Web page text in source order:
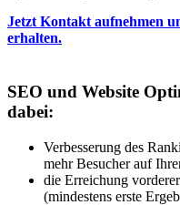
Jetzt Kontakt aufnehmen
erhalten.
SEO und Website
dabei:
Verbesserung des
mehr Besucher auf
die Erreichung
(mindestens erste